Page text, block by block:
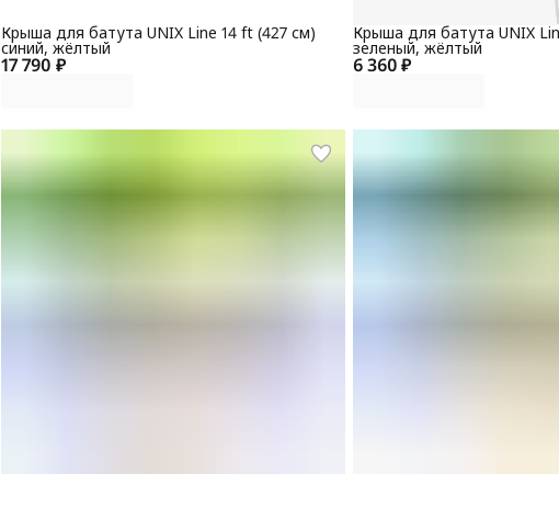
17 790 ₽
Крыша для батута UNIX Line 14 ft (427 см)
синий, жёлтый
6 360 ₽
Крыша для батута UNIX
зеленый, жёлтый